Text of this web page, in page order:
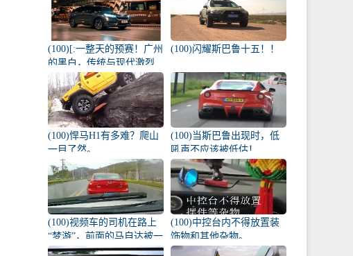
(100)[:一整天的预赛！广州
的黑白，传统与现代激烈
碰撞！
(100)闪耀斯巴鲁十五！！
(100)悍马H1有多难？爬山
一目了然。
(100)当斯巴鲁出现时，低
吼声不应该被低估！
(100)视频车的司机在路上
“梦游”，前面的马自达被一
棵幼苗撞了！
(100)中控台内不得放置装
饰物和其他杂物。